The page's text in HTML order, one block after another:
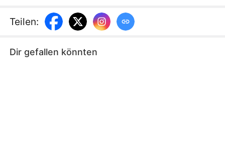
ähnlich…
Teilen:
Dir gefallen könnten